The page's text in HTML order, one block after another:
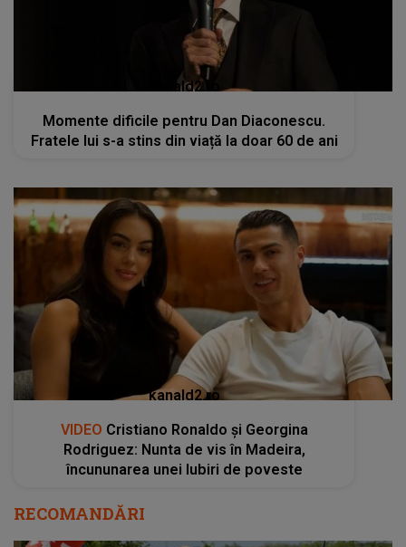
kanald2.ro
Momente dificile pentru Dan Diaconescu.
Fratele lui s-a stins din viață la doar 60 de ani
kanald2.ro
VIDEO Cristiano Ronaldo și Georgina
Rodriguez: Nunta de vis în Madeira,
încununarea unei Iubiri de poveste
RECOMANDĂRI